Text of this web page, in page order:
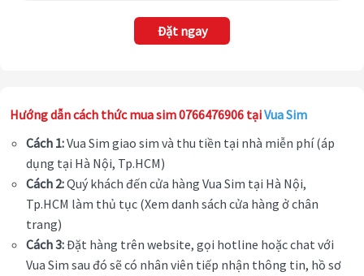
Đặt ngay
Hướng dẫn cách thức mua sim 0766476906 tạiVua Sim
Cách 1:Vua Sim giao sim và thu tiền tại nhà miễn phí (áp
dụng tại Hà Nội, Tp.HCM)
Cách 2:Quý khách đến cửa hàng Vua Sim tại Hà Nội,
Tp.HCM làm thủ tục (Xem danh sách cửa hàng ở chân
trang)
Cách 3:Đặt hàng trên website, gọi hotline hoặc chat với
Vua Sim sau đó sẽ có nhân viên tiếp nhận thông tin, hồ sơ